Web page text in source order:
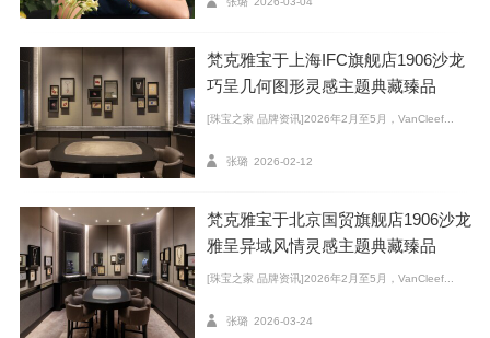
“La Boutique”广告，1957年 Van Cleef & Arpels Archives © Publici
一阕动人心弦的美好恋曲，牵引着梵克雅宝谱写Poet
ry of Time时间的诗篇，将腕表臻品带入一个由梦想与情
感交织的维度。其中最经典之作当属2010年推出的Pon
梵克雅宝于上海IFC旗舰店1906沙龙
巧呈几何图形灵感主题典藏臻品
[珠宝之家 品牌资讯]2026年2月至5月，VanCleef...
张璐 2026-02-12
梵克雅宝于北京国贸旗舰店1906沙龙
雅呈异域风情灵感主题典藏臻品
[珠宝之家 品牌资讯]2026年2月至5月，VanCleef...
张璐 2026-03-24